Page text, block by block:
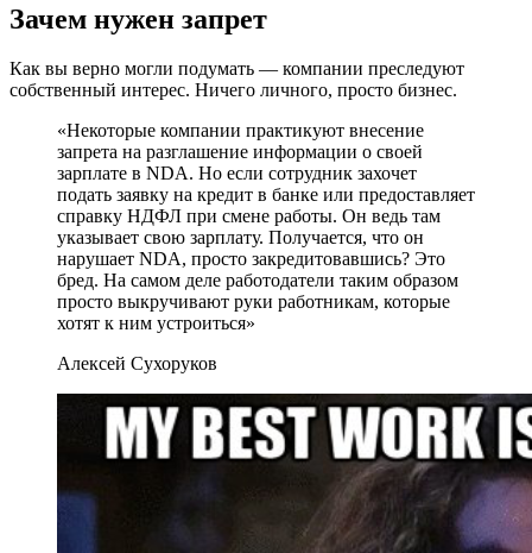
Зачем нужен запрет
Как вы верно могли подумать — компании преследуют
собственный интерес. Ничего личного, просто бизнес.
«Некоторые компании практикуют внесение
запрета на разглашение информации о своей
зарплате в NDA. Но если сотрудник захочет
подать заявку на кредит в банке или предоставляет
справку НДФЛ при смене работы. Он ведь там
указывает свою зарплату. Получается, что он
нарушает NDA, просто закредитовавшись? Это
бред. На самом деле работодатели таким образом
просто выкручивают руки работникам, которые
хотят к ним устроиться»
Алексей Сухоруков